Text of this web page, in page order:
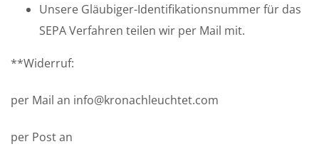
Unsere Gläubiger-Identifikationsnummer für das
SEPA Verfahren teilen wir per Mail mit.
**Widerruf:
per Mail an info@kronachleuchtet.com
per Post an